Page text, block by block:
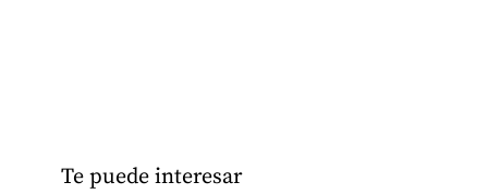
Te puede interesar